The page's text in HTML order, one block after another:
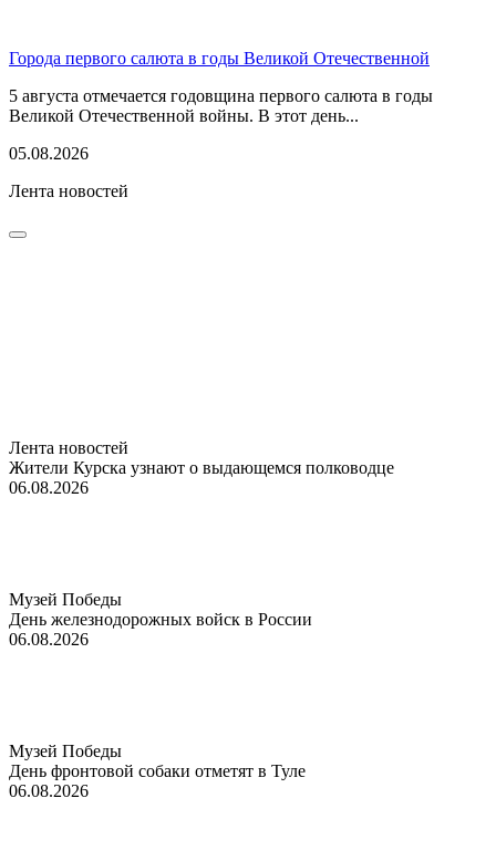
Города первого салюта в годы Великой Отечественной
5 августа отмечается годовщина первого салюта в годы
Великой Отечественной войны. В этот день...
05.08.2026
Лента новостей
Лента новостей
Жители Курска узнают о выдающемся полководце
06.08.2026
Музей Победы
День железнодорожных войск в России
06.08.2026
Музей Победы
День фронтовой собаки отметят в Туле
06.08.2026